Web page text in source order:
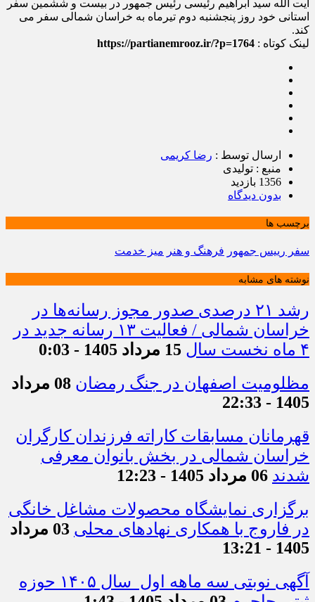
آیت الله سید ابراهیم رئیسی رئیس جمهور در بیست و ششمین سفر
استانی خود روز پنجشنبه دوم تیرماه به خراسان شمالی سفر می
کند.
لینک کوتاه : https://partianemrooz.ir/?p=1764
ارسال توسط : رضا کریمی
منبع : تولیدی
1356 بازدید
بدون دیدگاه
برچسب ها
سفر رییس جمهور فرهنگ و هنر میز خدمت
نوشته های مشابه
رشد ۲۱ درصدی صدور مجوز رسانه‌ها در
خراسان شمالی / فعالیت ۱۳ رسانه جدید در
۴ ماه نخست سال
15 مرداد 1405 - 0:03
مظلومیت اصفهان در جنگ رمضان
08 مرداد
1405 - 22:33
قهرمانان مسابقات کاراته فرزندان کارگران
خراسان شمالی در بخش بانوان معرفی
شدند 06 مرداد 1405 - 12:23
برگزاری نمایشگاه محصولات مشاغل خانگی
در فاروج با همکاری نهادهای محلی
03 مرداد
1405 - 13:21
آگهی نوبتی سه ماهه اول سال ۱۴۰۵ حوزه